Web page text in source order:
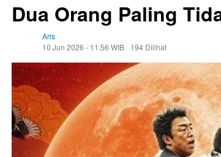
Dua Orang Paling
Aris
10 Jun 2026 - 11:56 WIB
194 Dilihat